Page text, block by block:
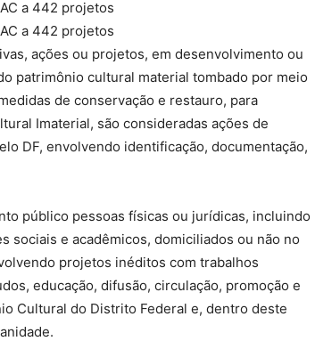
a 442 projetos
a 442 projetos
ações ou projetos, em desenvolvimento ou
patrimônio cultural material tombado por meio
de conservação e restauro, para
Imaterial, são consideradas ações de
DF, envolvendo identificação, documentação,
público pessoas físicas ou jurídicas, incluindo
sociais e acadêmicos, domiciliados ou não no
projetos inéditos com trabalhos
educação, difusão, circulação, promoção e
Cultural do Distrito Federal e, dentro deste